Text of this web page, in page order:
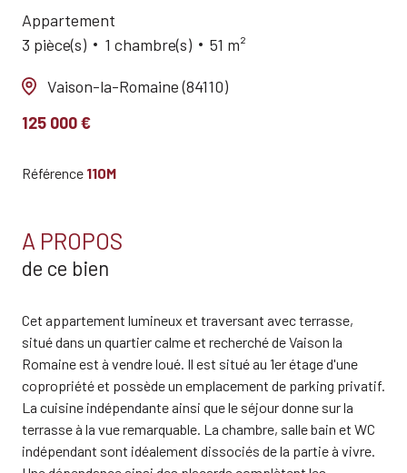
Appartement
3 pièce(s)
1 chambre(s) 51 m²
Vaison-la-Romaine (84110)
125 000 €
Référence 110M
A PROPOS
de ce bien
Cet appartement lumineux et traversant avec terrasse,
situé dans un quartier calme et recherché de Vaison la
Romaine est à vendre loué. Il est situé au 1er étage d'une
copropriété et possède un emplacement de parking privatif.
La cuisine indépendante ainsi que le séjour donne sur la
terrasse à la vue remarquable. La chambre, salle bain et WC
indépendant sont idéalement dissociés de la partie à vivre.